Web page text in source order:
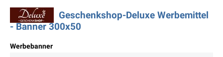
Geschenkshop-Deluxe Werbemittel
- Banner 300x50
Werbebanner